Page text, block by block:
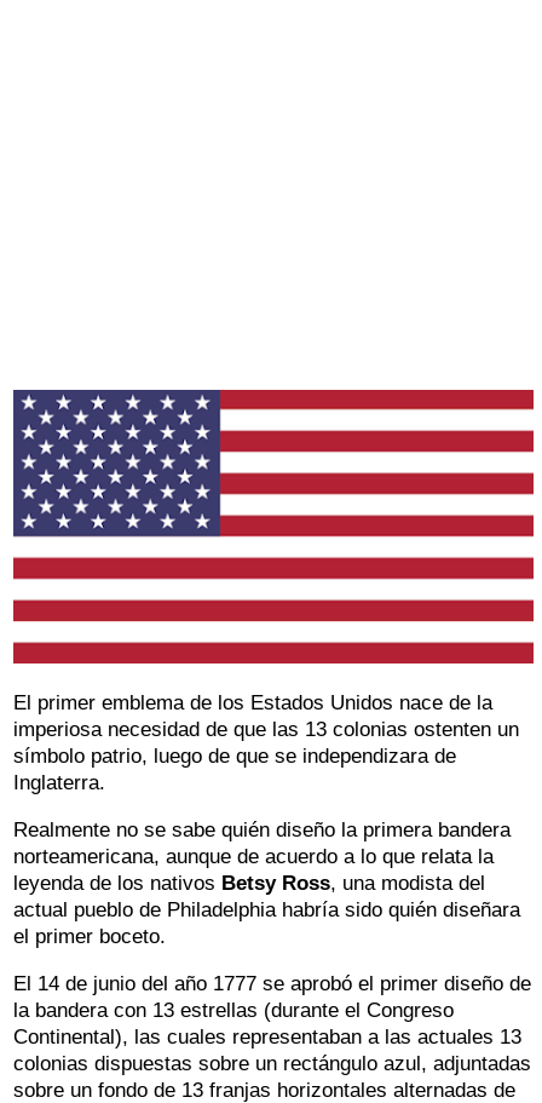
El primer emblema de los Estados Unidos nace de la
imperiosa necesidad de que las 13 colonias ostenten un
símbolo patrio, luego de que se independizara de
Inglaterra.
Realmente no se sabe quién diseño la primera bandera
norteamericana, aunque de acuerdo a lo que relata la
leyenda de los nativos Betsy Ross, una modista del
actual pueblo de Philadelphia habría sido quién diseñara
el primer boceto.
El 14 de junio del año 1777 se aprobó el primer diseño de
la bandera con 13 estrellas (durante el Congreso
Continental), las cuales representaban a las actuales 13
colonias dispuestas sobre un rectángulo azul, adjuntadas
sobre un fondo de 13 franjas horizontales alternadas de